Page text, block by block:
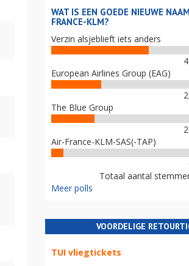
WAT IS EEN GOEDE NIEUWE
FRANCE-KLM?
Verzin alsjeblieft iets anders
European Airlines Group (EAG)
The Blue Group
Air-France-KLM-SAS(-TAP)
Totaal aantal
Meer polls
VOORDELIGE
TUI vliegtickets